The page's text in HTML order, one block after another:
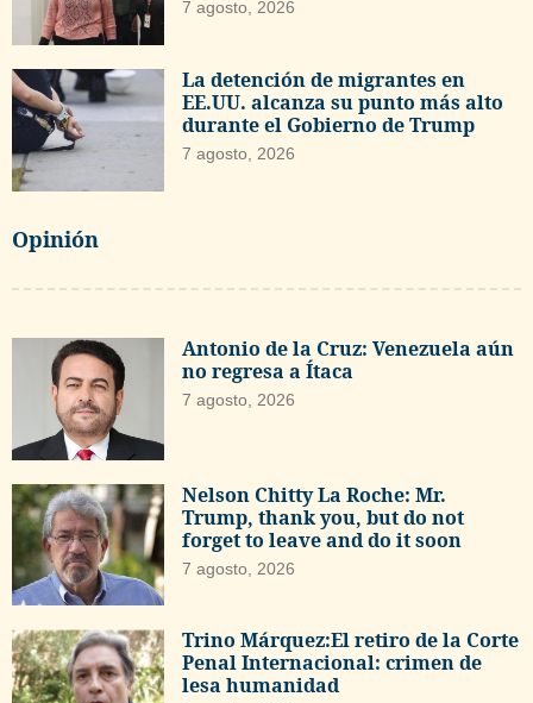
7 agosto, 2026
La detención de migrantes en
EE.UU. alcanza su punto más alto
durante el Gobierno de Trump
7 agosto, 2026
Opinión
Antonio de la Cruz: Venezuela aún
no regresa a Ítaca
7 agosto, 2026
Nelson Chitty La Roche: Mr.
Trump, thank you, but do not
forget to leave and do it soon
7 agosto, 2026
Trino Márquez:El retiro de la Corte
Penal Internacional: crimen de
lesa humanidad